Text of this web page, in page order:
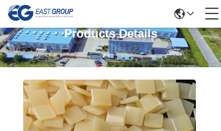
Products Details